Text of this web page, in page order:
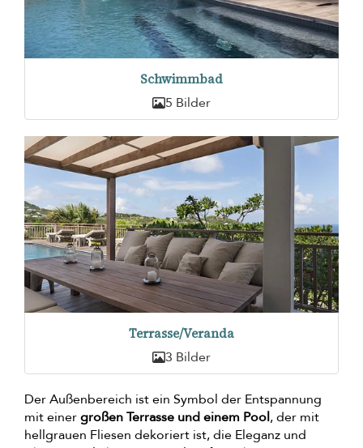
Schwimmbad
5 Bilder
Terrasse/Veranda
3 Bilder
Der Außenbereich ist ein Symbol der Entspannung
mit einergroßen Terrasse und einem Pool, der mit
hellgrauen Fliesen dekoriert ist, die Eleganz und